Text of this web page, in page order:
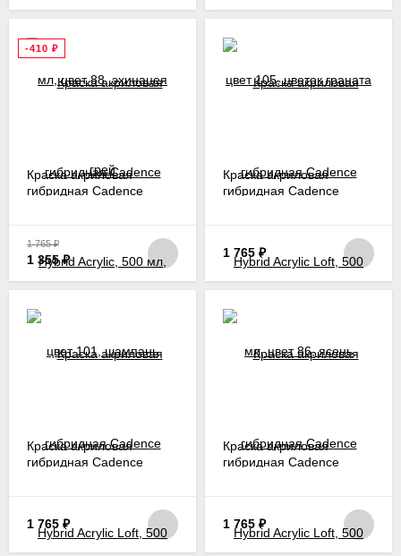
-410 ₽
Краска акриловая
гибридная Cadence
1 765₽
1 355₽
Краска акриловая
гибридная Cadence
1 765 ₽
Краска акриловая
гибридная Cadence
1 765 ₽
Краска акриловая
гибридная Cadence
1 765 ₽